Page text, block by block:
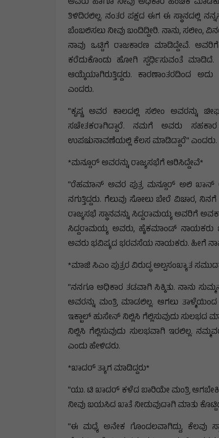
ತಿಳಿದಿರಲಿಲ್ಲ. ನಂತರ ಪಕ್ಷದ ಈಗ ಈ ಸ್ಥಾನದಲ್ಲಿ
ಬೆಂಬಲಿಸಲು ನೀವು ಬಂದಿದ್ದೀರಿ. ನಾನು,
ನಾವು ಒಟ್ಟಿಗೆ ರಾಜಕಾರಣ ಮಾಡಿದ್ದೇವೆ.
ಕರೆದುಕೊಂಡು ಹೋಗಿ ಸ್ಪರ್ಧಿಸುವಂತೆ
ಆಯ್ಕೆಯಾಗಿರುತ್ತಿದ್ದರು. ಕಾರಣಾಂತರದಿಂದ ಅದು
ಎಂದರು.
"ಕೃಷ್ಣ ಅವರ ಕಾಲದಲ್ಲಿ ಸಲೀಂ ಅವರನ್ನು
ಸಚೇತಕರಾಗಿದ್ದಾರೆ. ನಮಗೆ ಅವರು
ಉಪಚುನಾವಣೆಯಲ್ಲಿ ಕೆಲಸ ಮಾಡಿದ್ದಾರೆ" ಎಂದರು.
*ಮನ್ಸೂರ್ ಅವರನ್ನು ರಾಜ್ಯಸಭೆಗೆ ಆರಿಸಿದ್ದೇವೆ*
"ರೆಹಮಾನ್ ಅವರ ಪುತ್ರ ಮನ್ಸೂರ್ ಅಲಿ ಖಾನ್
ನಗುತ್ತಿದ್ದರು. ಗೆಲುವು ಸೋಲು ಬೇರೆ ವಿಚಾರ,
ರಾಜ್ಯಸಭೆ ಸ್ಥಾನವನ್ನು ಸಿದ್ದರಾಮಯ್ಯ ಅವರಿಗೆ
ಸಿದ್ದರಾಮಯ್ಯ ಅವರು, ಹೈಕಮಾಂಡ್
ಅವರು ಭವಿಷ್ಯದ ಭರವಸೆಯ ನಾಯಕರು. ಹೀಗೆ
*ಮಾಜಿ ಸಿಎಂ ಪುತ್ರರ ವಿರುದ್ಧ ಅಲ್ಪಸಂಖ್ಯಾತ
"ನನಗೂ ಅಧಿಕಾರ ತಡವಾಗಿ ಸಿಕ್ಕಿತು. ನಾನು
ಅವರನ್ನು ಮಂತ್ರಿ ಮಾಡಲಿಲ್ಲ. ಆಗಲು
ಇಕ್ಬಾಲ್ ಹುಸೇನ್ ನಿಲ್ಲಿಸಿ ಗೆಲ್ಲಿಸುವುದು
ನಿಲ್ಲಿಸಿ ಗೆಲ್ಲಿಸುವುದು ಸುಲಭವಾಗಿ ಇರಲಿಲ್ಲ.
ಎಂದು ಹೇಳಿದರು.
*ಖಾದರ್ ತ್ಯಾಗ ಮಾಡಿದ್ದರು*
"ಯು. ಟಿ ಖಾದರ್ ಕಳೆದ ಬಾರಿಯೇ ಮಂತ್ರಿ
ನೀವು ಬಯಸಿದ ಖಾತೆ ನೀಡುವುದಾಗಿ ಮಾತು
"ಈ ಮಧ್ಯೆ ಅನೇಕ ಗೊಂದಲವಾಗಿದ್ದು, ಕೆಲವು